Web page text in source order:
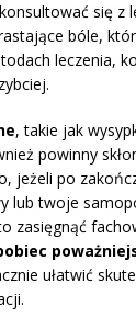
się z
bóle,
leczenia,
, takie jak
powinny
jeżeli po
lub twoje
zasięgnąć
ułatwić